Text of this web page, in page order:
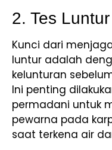
2. Tes
Kunci dari
luntur adalah
kelunturan
Ini penting
permadani untuk
pewarna pada
saat terkena air